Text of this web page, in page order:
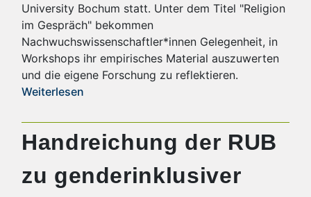
University Bochum statt. Unter dem Titel "Religion
im Gespräch" bekommen
Nachwuchswissenschaftler*innen Gelegenheit, in
Workshops ihr empirisches Material auszuwerten
und die eigene Forschung zu reflektieren.
Weiterlesen
Handreichung der RUB
zu genderinklusiver